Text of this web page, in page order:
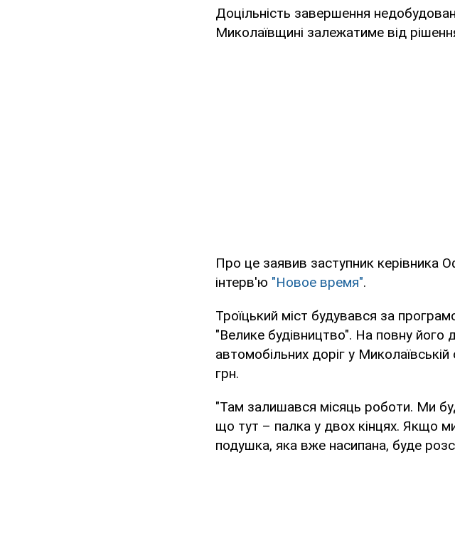
Доцільність завершення
Миколаївщині залежатиме від
Про це заявив заступник керівника
інтерв'ю "Новое время".
Троїцький міст будувався за
"Велике будівництво". На повну
автомобільних доріг у
грн.
"Там залишався місяць роботи. Ми
що тут – палка у двох кінцях. Якщо
подушка, яка вже насипана, буде